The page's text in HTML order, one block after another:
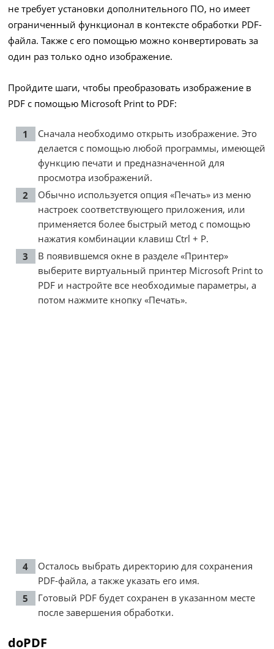
не требует установки дополнительного ПО, но имеет
ограниченный функционал в контексте обработки PDF-
файла. Также с его помощью можно конвертировать за
один раз только одно изображение.
Пройдите шаги, чтобы преобразовать изображение в
PDF с помощью Microsoft Print to PDF:
Сначала необходимо открыть изображение. Это
делается с помощью любой программы, имеющей
функцию печати и предназначенной для
просмотра изображений.
Обычно используется опция «Печать» из меню
настроек соответствующего приложения, или
применяется более быстрый метод с помощью
нажатия комбинации клавиш Ctrl + P.
В появившемся окне в разделе «Принтер»
выберите виртуальный принтер Microsoft Print to
PDF и настройте все необходимые параметры, а
потом нажмите кнопку «Печать».
Осталось выбрать директорию для сохранения
PDF-файла, а также указать его имя.
Готовый PDF будет сохранен в указанном месте
после завершения обработки.
doPDF